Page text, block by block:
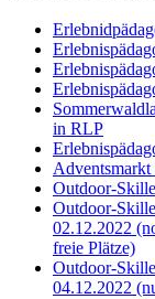
in RLP
Outdoor-
Outdoor-
02.12.2022
freie Plätze)
Outdoor-
04.12.2022